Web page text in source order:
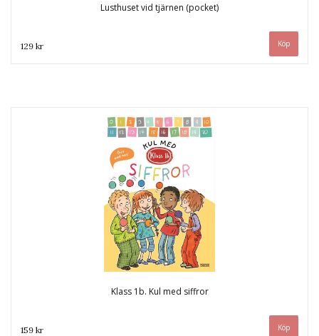
Lusthuset vid tjärnen (pocket)
129 kr
Klass 1b. Kul med siffror
159 kr